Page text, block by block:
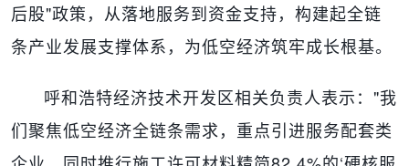
后股"政策，从落地服务到资金支持，构建起全链
条产业发展支撑体系，为低空经济筑牢成长根基。
呼和浩特经济技术开发区相关负责人表示："我
们聚焦低空经济全链条需求，重点引进服务配套类